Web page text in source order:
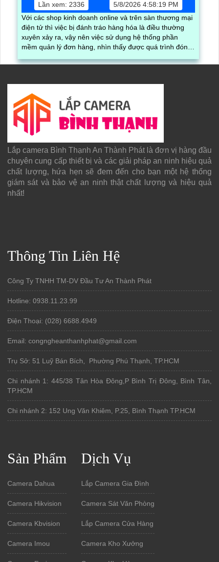
Lần xem: 2336
5/8/2026 4:58:19 PM
Với các shop kinh doanh online và trên sàn thương mại
điện tử thì việc bị đánh tráo hàng hóa là điều thường
xuyên xảy ra, vậy nên việc sử dụng hệ thống phần
mềm quản lý đơn hàng, nhìn thấy được quá trình đóng
được ghi lại một cách dễ dàng
Lắp camera Bình Thạnh An Thành Phát là đơn vị hàng đầu
chuyên cung cấp thiết bị và các giải pháp an ninh hiệu quả
chất lượng, hứa hẹn sẽ đem đến cho bạn một hệ thống
giám sát và bảo vệ an ninh thật chất lượng và hiệu quả
nhất!
Thông Tin Liên Hệ
Công Ty TNHH TM-DV Đầu Tư An Thành Phát
Hotline: 0938.11.23.99
Điện Thoại: (028) 6688.4949
Email: congngheanthanhphat@gmail.com
Trụ Sở: 51 Luỹ Bán Bích, Phường Phú Thạnh, TP.HCM
Chi nhánh 1: 445/38 Tân Hòa Đông,P Bình Trị Đông, Bình Tân,
TP.HCM
Chi nhánh 2: 152 Ung Văn Khiêm, P.25, Bình Thạnh TP.HCM
Sản Phẩm
Camera Dahua
Camera Hikvision
Camera Kbvision
Camera Imou
Dịch Vụ
Lắp Camera Gia Đình
Camera Sát Văn Phòng
Lắp Camera Cửa Hàng
Camera Kho Xưởng